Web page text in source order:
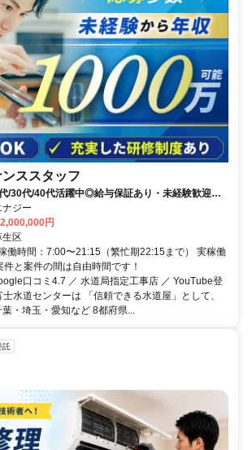
ススタッフ
/30代/40代活躍中◎給与保証あり・未経験歓迎！
も給与あり
ジー
円
区
働時間：7:00〜21:15（繁忙期22:15まで） 実稼働
と案件の間は自由時間です！
口コミ4.7 ／ 水道局指定工事店 ／ YouTube登
水道センターは 「信頼できる水道屋」として、
・埼玉・愛知など 8都府県...
託